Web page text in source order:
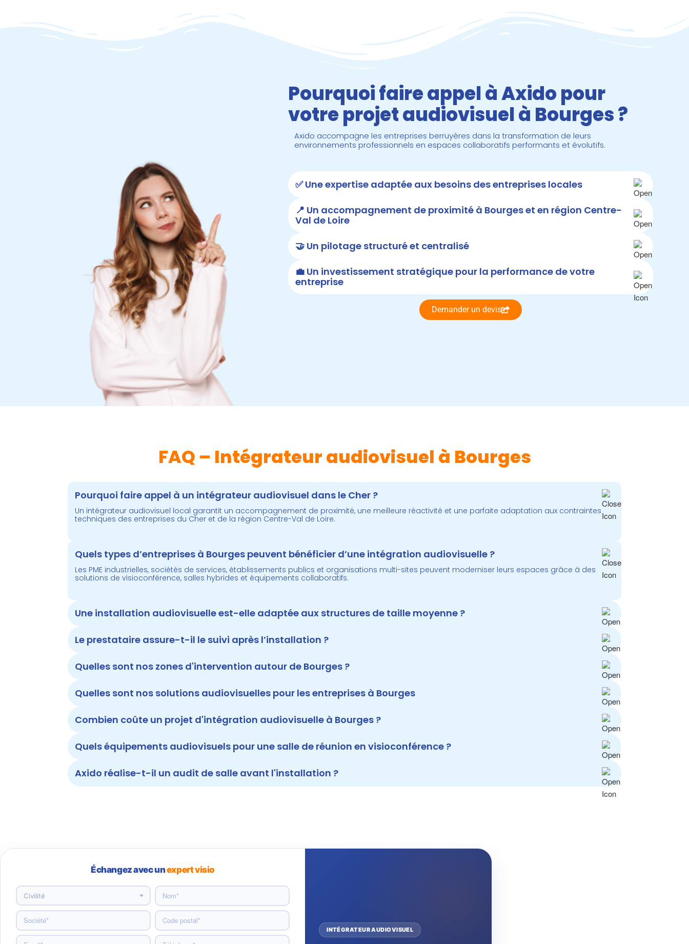
Pourquoi faire appel à Axido pour
votre projet audiovisuel à Bourges ?
Axido accompagne les entreprises berruyères dans la transformation de leurs
environnements professionnels en espaces collaboratifs performants et évolutifs.
✅ Une expertise adaptée aux besoins des entreprises locales
📍 Un accompagnement de proximité à Bourges et en région Centre-
Val de Loire
🤝 Un pilotage structuré et centralisé
💼 Un investissement stratégique pour la performance de votre
entreprise
Demander un devis
FAQ – Intégrateur audiovisuel à Bourges
Pourquoi faire appel à un intégrateur audiovisuel dans le Cher ?
Un intégrateur audiovisuel local garantit un accompagnement de proximité, une meilleure réactivité et une parfaite adaptation aux contraintes
techniques des entreprises du Cher et de la région Centre-Val de Loire.
Quels types d’entreprises à Bourges peuvent bénéficier d’une intégration audiovisuelle ?
Les PME industrielles, sociétés de services, établissements publics et organisations multi-sites peuvent moderniser leurs espaces grâce à des
solutions de visioconférence, salles hybrides et équipements collaboratifs.
Une installation audiovisuelle est-elle adaptée aux structures de taille moyenne ?
Le prestataire assure-t-il le suivi après l’installation ?
Quelles sont nos zones d'intervention autour de Bourges ?
Quelles sont nos solutions audiovisuelles pour les entreprises à Bourges
Combien coûte un projet d'intégration audiovisuelle à Bourges ?
Quels équipements audiovisuels pour une salle de réunion en visioconférence ?
Axido réalise-t-il un audit de salle avant l'installation ?
Échangez avec unexpert visio
INTÉGRATEUR AUDIOVISUEL